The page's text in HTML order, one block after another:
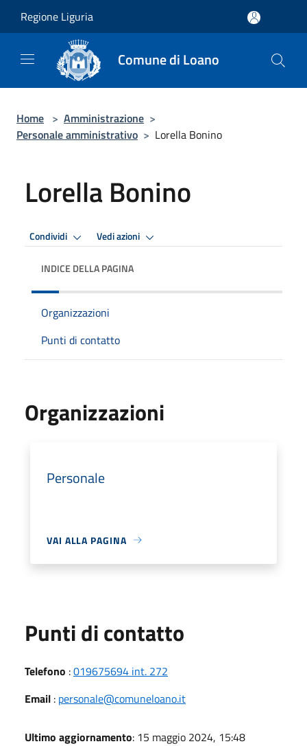
Regione Liguria
Comune di Loano
Home > Amministrazione >
Personale amministrativo > Lorella Bonino
Lorella Bonino
Condividi Vedi azioni
INDICE DELLA PAGINA
Organizzazioni
Punti di contatto
Organizzazioni
Personale
VAI ALLA PAGINA
Punti di contatto
Telefono :019675694 int. 272
Email : personale@comuneloano.it
Ultimo aggiornamento: 15 maggio 2024, 15:48